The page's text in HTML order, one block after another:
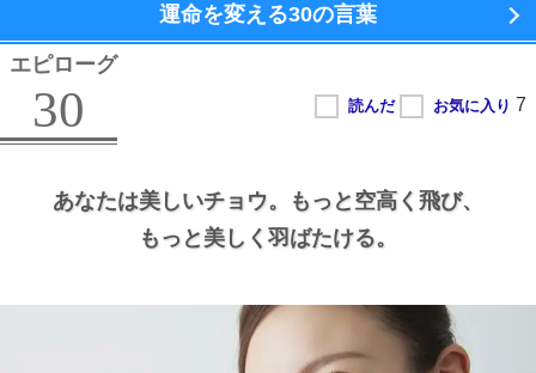
運命を変える30の言葉
エピローグ
30
あなたは美しいチョウ。
もっと空高く飛び、
もっと美しく羽ばたける。